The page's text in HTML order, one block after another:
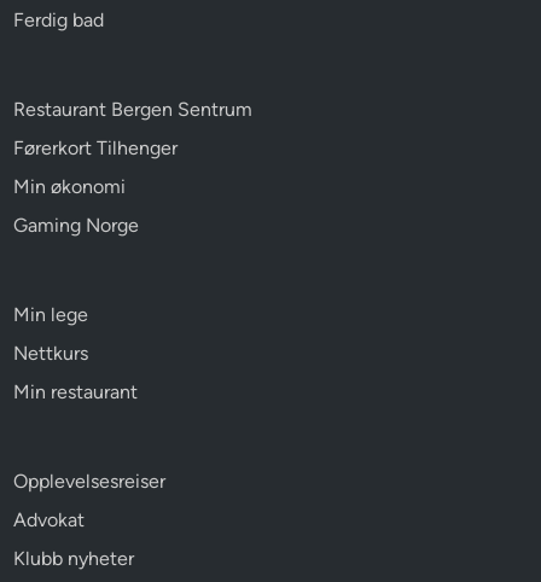
Ferdig bad
Restaurant Bergen Sentrum
Førerkort Tilhenger
Min økonomi
Gaming Norge
Min lege
Nettkurs
Min restaurant
Opplevelsesreiser
Advokat
Klubb nyheter